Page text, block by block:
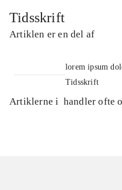
Tidsskrift
Artiklen er en del af
lorem ipsum
Tidsskrift
Artiklerne i handler ofte